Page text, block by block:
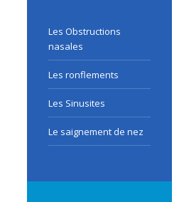
Les Obstructions
nasales
Les ronflements
Les Sinusites
Le saignement de nez